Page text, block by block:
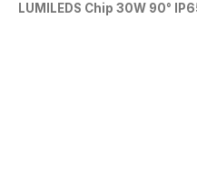
LUMILEDS Chip 30W 90°